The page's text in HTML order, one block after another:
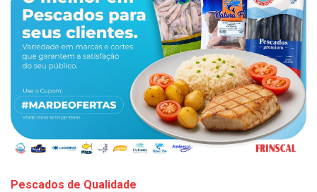
Pescados de Qualidade